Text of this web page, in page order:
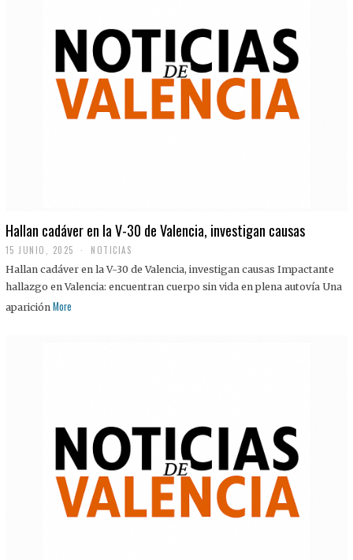
Hallan cadáver en la V-30 de Valencia, investigan causas
15 JUNIO, 2025 NOTICIAS
Hallan cadáver en la V-30 de Valencia, investigan causas Impactante
hallazgo en Valencia: encuentran cuerpo sin vida en plena autovía Una
aparición More